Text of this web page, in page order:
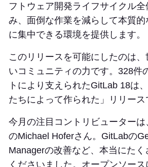
フトウェア開発ライフサイクル
み、面倒な作業を減らして本質
に集中できる環境を提供します。
このリリースを可能にしたのは
いコミュニティの力です。328件
トにより支えられたGitLab 18は
たちによって作られた」リリース
今月の注目コントリビューター
のMichael Hoferさん。GitLabの
Managerの改善など、本当にたく
くださいました。オープンソース